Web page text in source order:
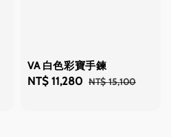
VA 白色彩寶手鍊
Sale
NT$ 11,280 Regular
NT$ 15,100